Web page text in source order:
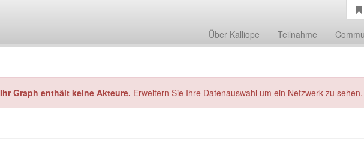
Über Kalliope Teilnahme
Ihr Graph enthält keine Akteure. Erweitern Sie Ihre Datenauswahl um ein Netzwerk zu sehen.